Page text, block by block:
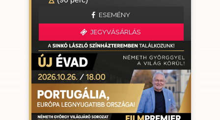
ESEMÉNY
JEGYVÁSÁRLÁS